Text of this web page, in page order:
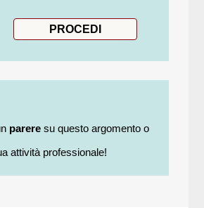
pareresu questo argomento o
attività professionale!